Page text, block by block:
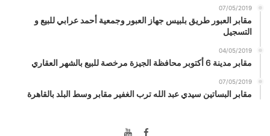
07/05/2019
مقابر العبور طريق بلبيس جهاز العبور وجمعية أحمد عرابي للبيع و
التسجيل
04/05/2019
مقابر مدينة 6 أكتوبر محافظة الجيزة مرخصة للبيع بالشهر العقاري
07/05/2019
مقابر البساتين سيدي عبد الله ترب الغفير مقابر وسط البلد بالقاهرة